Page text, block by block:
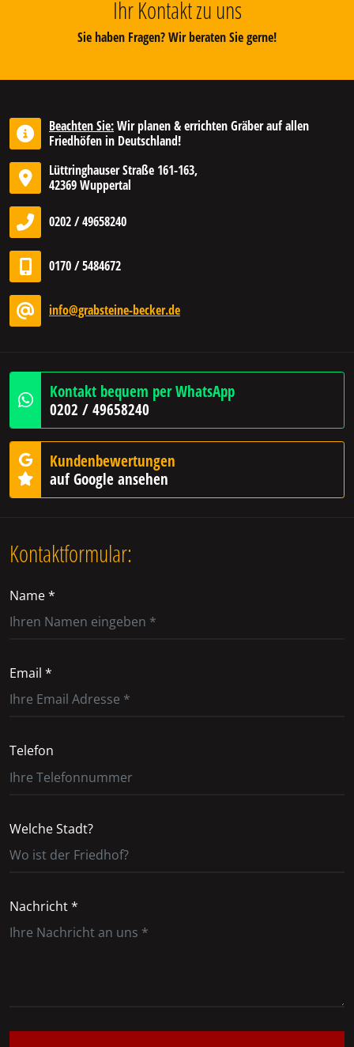
Ihr Kontakt zu uns
Sie haben Fragen? Wir beraten Sie gerne!
Beachten Sie:Wir planen & errichten Gräber auf allen
Friedhöfen in Deutschland!
Lüttringhauser Straße 161-163,
42369 Wuppertal
0202 / 49658240
0170 / 5484672
info@grabsteine-becker.de
Kontakt bequem per WhatsApp
0202 / 49658240
Kundenbewertungen
auf Google ansehen
Kontaktformular:
Name *
Email *
Telefon
Welche Stadt?
Nachricht *